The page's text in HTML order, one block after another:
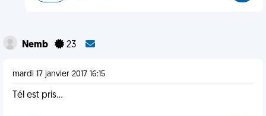
Nemb 23
mardi 17 janvier 2017 16:15
Tél est pris...